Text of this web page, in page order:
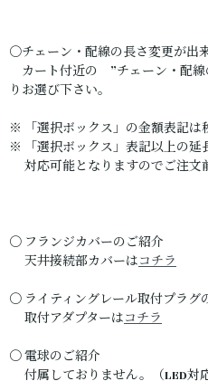
〇チェーン・配線の長さ変更が出来
カート付近の ”チェーン・配
りお選び下さい。
※ 「選択ボックス」の金額表記は
※ 「選択ボックス」表記以上の延
対応可能となりますのでご注文
〇 フランジカバーのご紹介
天井接続部カバーはコチラ
〇 ライティングレール取付プラグ
取付アダプターはコチラ
〇 電球のご紹介
付属しておりません。（LED対応